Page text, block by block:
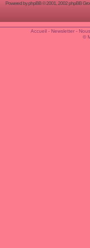
Powered byphpBB© 2001, 2002 phpBB
Accueil- Newsletter-
©